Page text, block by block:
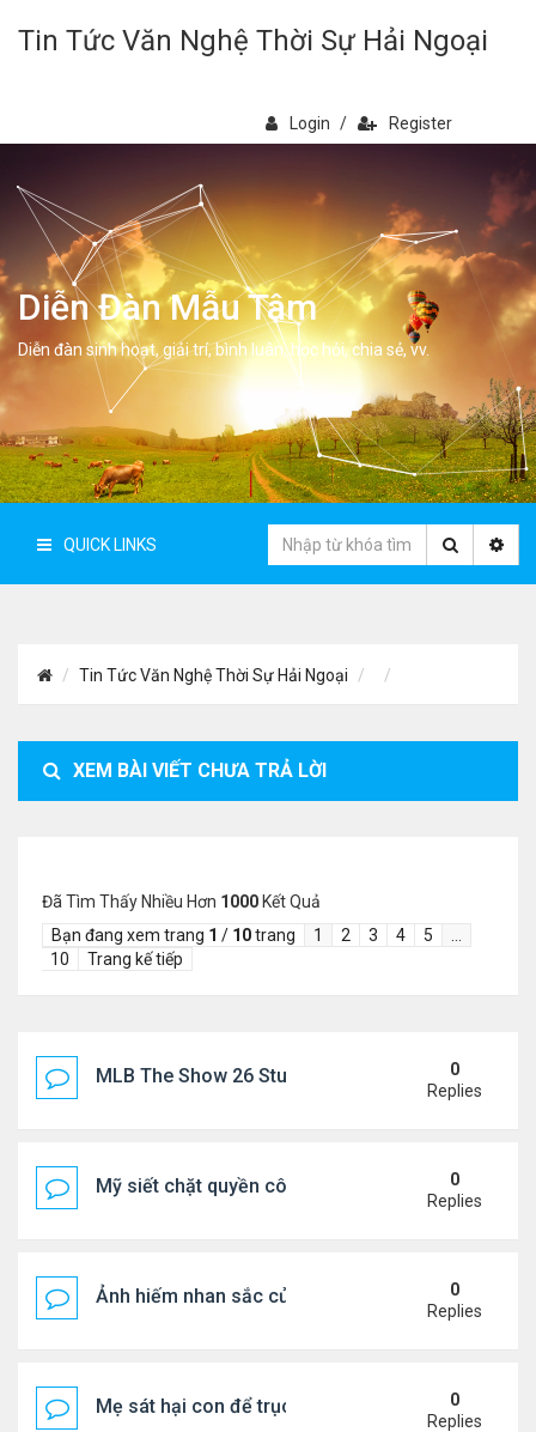
Tin Tức Văn Nghệ Thời Sự Hải Ngoại
Login / Register
Diễn Đàn Mẫu Tâm
Diễn đàn sinh hoạt, giải trí, bình luân, học hỏi, chia sẻ, vv.
QUICK LINKS
Tin Tức Văn Nghệ Thời Sự Hải Ngoại
XEM BÀI VIẾT CHƯA TRẢ LỜI
Đã Tìm Thấy Nhiều Hơn 1000 Kết Quả
Bạn đang xem trang 1 / 10trang 1 2 3 4 5
10
Trang kế tiếp
MLB The Show 26 Stubs Tips for Efficient
0
Replies
Mỹ siết chặt quyền công dân theo nơi sinh, mở
0
Replies
Ảnh hiếm nhan sắc của Thẩm Thuý Hằng0
Replies
Mẹ sát hại con để trục lợi bảo hiểm
0
Replies